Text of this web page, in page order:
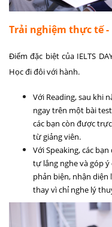
Trải nghiệm thực tế
Điểm đặc biệt của IELTS
Học đi đôi với hành.
Với Reading, sau khi
ngay trên một bài
các bạn còn được
từ giảng viên.
VớiSpeaking, các
tự lắng nghe và góp
phản biện, nhận diện
thay vì chỉ nghe lý